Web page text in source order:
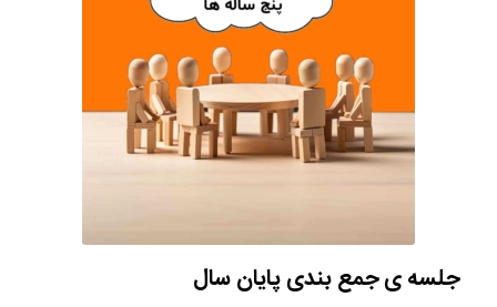
جلسه ی جمع بندی پایان سال